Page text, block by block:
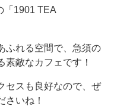
「1901 TEA
ふれる空間で、急須の
素敵なカフェです！
セスも良好なので、ぜ
さいね！